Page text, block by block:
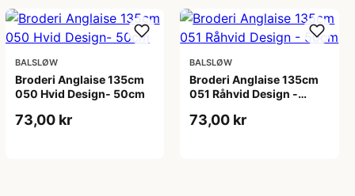
BALSLØW
Broderi Anglaise 135cm
050 Hvid Design- 50cm
73,00 kr
BALSLØW
Broderi Anglaise 135cm
051 Råhvid Design -
73,00 kr